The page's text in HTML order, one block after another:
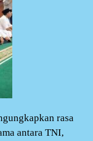
rasa
antara TNI,